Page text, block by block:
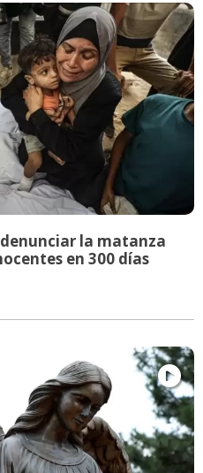
denunciar la matanza
en 300 días